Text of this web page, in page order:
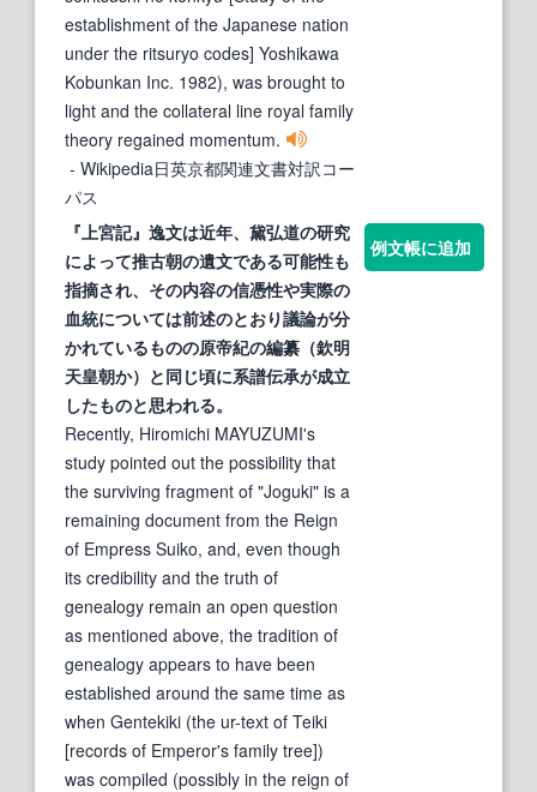
establishment of the Japanese nation
under the ritsuryo codes] Yoshikawa
Kobunkan Inc. 1982), was brought to
light and the collateral line royal family
theory regained momentum.
- Wikipedia日英京都関連文書対訳コー
パス
『上宮記』逸文は近年、 黛弘道の研究
によって推古朝の遺文である可能性も
指摘され、その内容の信憑性や実際の
血統については前述のとおり議論が分
かれているものの原帝紀の編纂（欽明
天皇朝か）と同じ頃に系譜伝承が成立
したものと思われる。
Recently, Hiromichi MAYUZUMI's
study pointed out the possibility that
the surviving fragment of "Joguki" is a
remaining document from the Reign
of Empress Suiko, and, even though
its credibility and the truth of
genealogy remain an open question
as mentioned above, the tradition of
genealogy appears to have been
established around the same time as
when Gentekiki (the ur-text of Teiki
[records of Emperor's family tree])
was compiled (possibly in the reign of
例文帳に追加